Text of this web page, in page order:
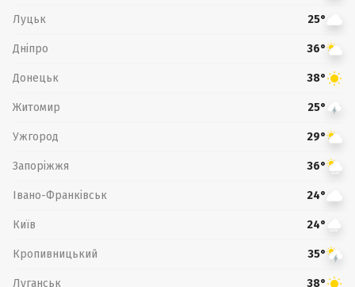
Луцьк 25°
Дніпро 36°
Донецьк 38°
Житомир 25°
Ужгород 29°
Запоріжжя 36°
Івано-Франківськ 24°
Київ 24°
Кропивницький 35°
Луганськ 38°